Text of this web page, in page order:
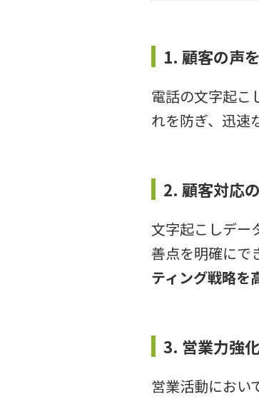
1. 顧客の声
電話の文字起こ
れを防ぎ、迅速
2. 顧客対応
文字起こしデー
善点を明確にで
ティング戦略を
3. 営業力強
営業活動におい